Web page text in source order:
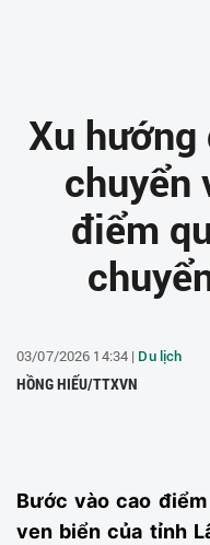
Xu
chuyển
điểm
03/07/2026 14:34 | Du lịch
HỒNG HIẾU/TTXVN
Bước vào cao
ven biển của tỉnh